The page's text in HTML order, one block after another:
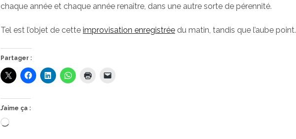
chaque année et chaque année renaître, dans une autre sorte de pérennité.
Tel est l’objet de cetteimprovisation enregistrée du matin, tandis que l’aube point.
Partager :
J’aime ça :
Chargement…